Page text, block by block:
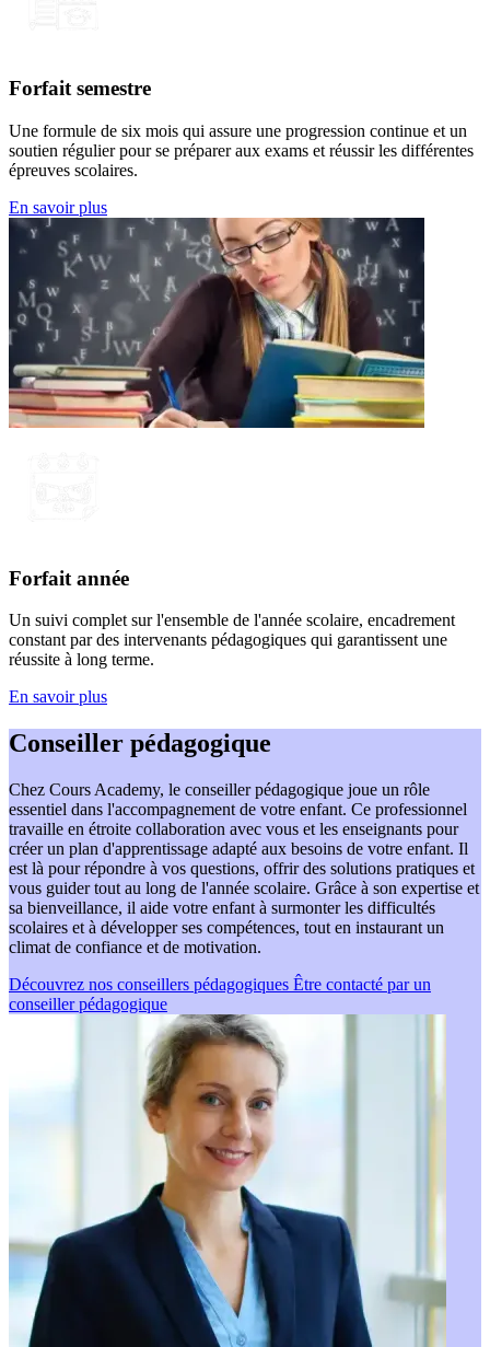
Forfait semestre
Une formule de six mois qui assure une progression continue et un
soutien régulier pour se préparer aux exams et réussir les différentes
épreuves scolaires.
En savoir plus
Forfait année
Un suivi complet sur l'ensemble de l'année scolaire, encadrement
constant par des intervenants pédagogiques qui garantissent une
réussite à long terme.
En savoir plus
Conseiller pédagogique
Chez Cours Academy, le conseiller pédagogique joue un rôle
essentiel dans l'accompagnement de votre enfant. Ce professionnel
travaille en étroite collaboration avec vous et les enseignants pour
créer un plan d'apprentissage adapté aux besoins de votre enfant. Il
est là pour répondre à vos questions, offrir des solutions pratiques et
vous guider tout au long de l'année scolaire. Grâce à son expertise et
sa bienveillance, il aide votre enfant à surmonter les difficultés
scolaires et à développer ses compétences, tout en instaurant un
climat de confiance et de motivation.
Découvrez nos conseillers pédagogiques Être contacté par un
conseiller pédagogique